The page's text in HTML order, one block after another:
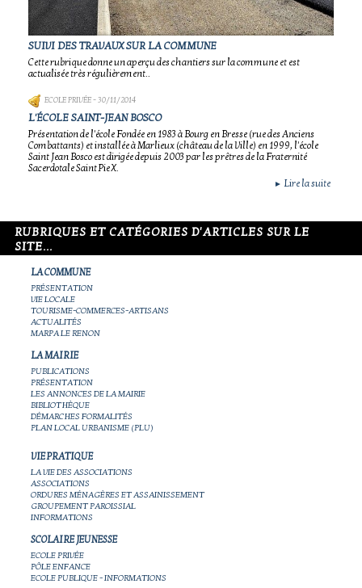
SUIVI DES TRAVAUX SUR LA COMMUNE
Cette rubrique donne un aperçu des chantiers sur la commune et est
actualisée très régulièrement..
ECOLE PRIVÉE- 30/11/2014
L'ÉCOLE SAINT-JEAN BOSCO
Présentation de l'école Fondée en 1983 à Bourg en Bresse (rue des Anciens
Combattants) et installée à Marlieux (château de la Ville) en 1999, l'école
Saint Jean Bosco est dirigée depuis 2003 par les prêtres de la Fraternité
Sacerdotale Saint Pie X.
► Lire la suite
RUBRIQUES ET CATÉGORIES D'ARTICLES SUR LE
SITE...
LA COMMUNE
PRÉSENTATION
VIE LOCALE
TOURISME-COMMERCES-ARTISANS
ACTUALITÉS
MARPA LE RENON
LA MAIRIE
PUBLICATIONS
PRÉSENTATION
LES ANNONCES DE LA MAIRIE
BIBLIOTHÈQUE
DÉMARCHES FORMALITÉS
PLAN LOCAL URBANISME (PLU)
VIE PRATIQUE
LA VIE DES ASSOCIATIONS
ASSOCIATIONS
ORDURES MÉNAGÈRES ET ASSAINISSEMENT
GROUPEMENT PAROISSIAL
INFORMATIONS
SCOLAIRE JEUNESSE
ECOLE PRIVÉE
PÔLE ENFANCE
ECOLE PUBLIQUE - INFORMATIONS